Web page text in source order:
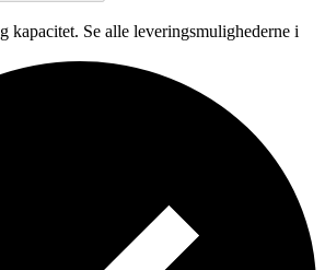
kapacitet. Se alle leveringsmulighederne i